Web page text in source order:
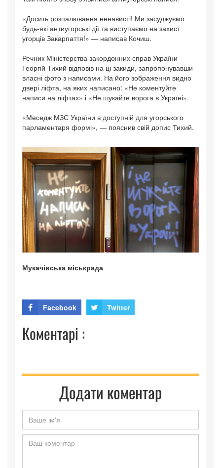
«Досить розпалювання ненависті! Ми засуджуємо
будь-які антиугорські дії та виступаємо на захист
угорців Закарпаття!» — написав Кочиш.
Речник Міністерства закордонних справ України
Георгій Тихий відповів на ці закиди, запропонувавши
власні фото з написами. На його зображення видно
двері ліфта, на яких написано: «Не коментуйте
написи на ліфтах» і «Не шукайте ворога в Україні».
«Меседж МЗС України в доступній для угорського
парламентаря формі», — пояснив свій допис Тихий.
Мукачівська міськрада
Facebook Twitter
Коментарі :
Додати коментар